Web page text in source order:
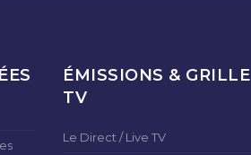
ÉMISSIONS & GRILLE
TV
Le Direct / Live TV